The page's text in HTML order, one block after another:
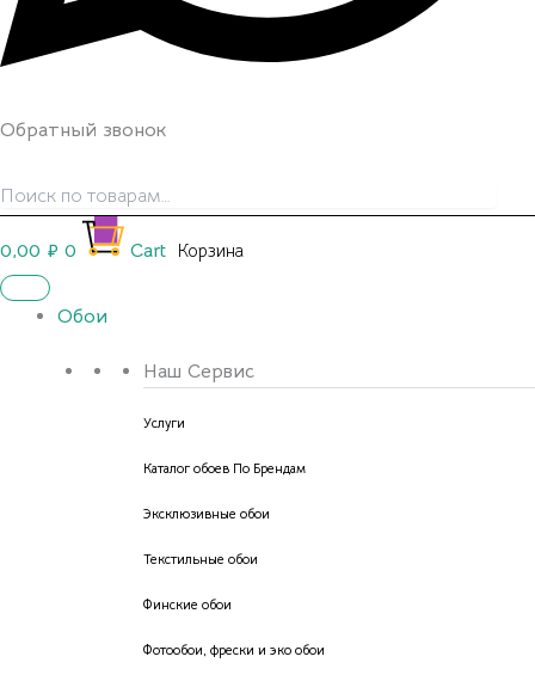
Обратный звонок
0,00 ₽ 0 Cart
Обои
Наш Сервис
Услуги
Каталог обоев По Брендам
Эксклюзивные обои
Текстильные обои
Финские обои
Фотообои, фрески и эко обои